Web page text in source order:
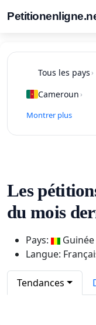
Tous les pays ›
Cameroun ›
Montrer plus
Les
du mois
Pays:
Guinée
Langue:
Tendances